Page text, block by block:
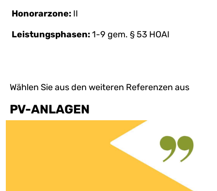
Honorarzone: II
Leistungsphasen:1-9 gem. § 53 HOAI
Wählen Sie aus den weiteren Referenzen aus
PV-ANLAGEN